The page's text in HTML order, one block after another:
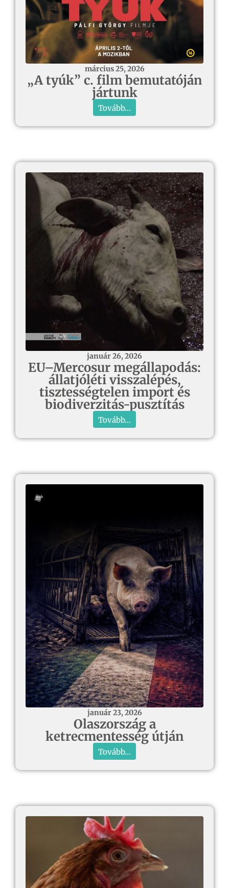
március 25, 2026
„A tyúk” c. film bemutatóján
jártunk
Tovább...
január 26, 2026
EU–Mercosur megállapodás:
állatjóléti visszalépés,
tisztességtelen import és
biodiverzitás-pusztítás
Tovább...
január 23, 2026
Olaszország a
ketrecmentesség útján
Tovább...